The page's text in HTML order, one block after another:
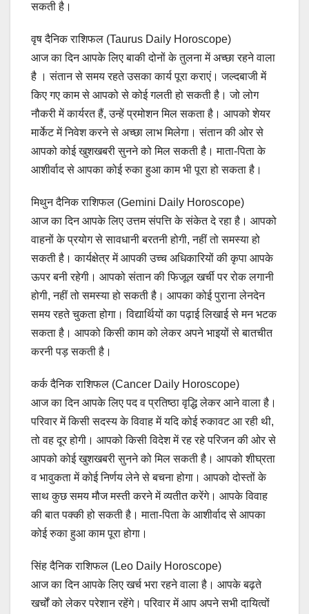
सकती है।
वृष दैनिक राशिफल (Taurus Daily Horoscope)
आज का दिन आपके लिए बाकी दोनों के तुलना में अच्छा रहने वाला
है । संतान से समय रहते उसका कार्य पूरा कराएं। जल्दबाजी में
किए गए काम से आपको से कोई गलती हो सकती है। जो लोग
नौकरी में कार्यरत हैं, उन्हें प्रमोशन मिल सकता है। आपको शेयर
मार्केट में निवेश करने से अच्छा लाभ मिलेगा। संतान की ओर से
आपको कोई खुशखबरी सुनने को मिल सकती है। माता-पिता के
आशीर्वाद से आपका कोई रुका हुआ काम भी पूरा हो सकता है।
मिथुन दैनिक राशिफल (Gemini Daily Horoscope)
आज का दिन आपके लिए उत्तम संपत्ति के संकेत दे रहा है। आपको
वाहनों के प्रयोग से सावधानी बरतनी होगी, नहीं तो समस्या हो
सकती है। कार्यक्षेत्र में आपकी उच्च अधिकारियों की कृपा आपके
ऊपर बनी रहेगी। आपको संतान की फिजूल खर्ची पर रोक लगानी
होगी, नहीं तो समस्या हो सकती है। आपका कोई पुराना लेनदेन
समय रहते चुकता होगा। विद्यार्थियों का पढ़ाई लिखाई से मन भटक
सकता है। आपको किसी काम को लेकर अपने भाइयों से बातचीत
करनी पड़ सकती है।
कर्क दैनिक राशिफल (Cancer Daily Horoscope)
आज का दिन आपके लिए पद व प्रतिष्ठा वृद्धि लेकर आने वाला है।
परिवार में किसी सदस्य के विवाह में यदि कोई रुकावट आ रही थी,
तो वह दूर होगी। आपको किसी विदेश में रह रहे परिजन की ओर से
आपको कोई खुशखबरी सुनने को मिल सकती है। आपको शीघ्रता
व भावुकता में कोई निर्णय लेने से बचना होगा। आपको दोस्तों के
साथ कुछ समय मौज मस्ती करने में व्यतीत करेंगे। आपके विवाह
की बात पक्की हो सकती है। माता-पिता के आशीर्वाद से आपका
कोई रुका हुआ काम पूरा होगा।
सिंह दैनिक राशिफल (Leo Daily Horoscope)
आज का दिन आपके लिए खर्च भरा रहने वाला है। आपके बढ़ते
खर्चों को लेकर परेशान रहेंगे। परिवार में आप अपने सभी दायित्वों